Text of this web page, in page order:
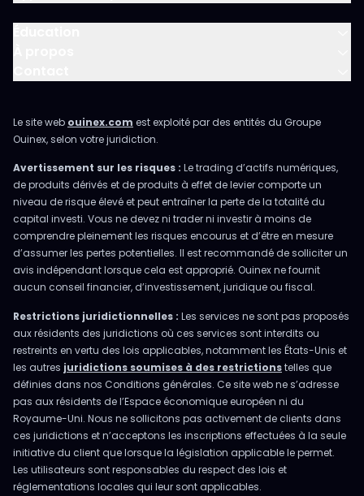
Le site web ouinex.com est exploité par des entités du Groupe
Ouinex, selon votre juridiction.
Avertissement sur les risques : Le trading d’actifs numériques,
de produits dérivés et de produits à effet de levier comporte un
niveau de risque élevé et peut entraîner la perte de la totalité du
capital investi. Vous ne devez ni trader ni investir à moins de
comprendre pleinement les risques encourus et d’être en mesure
d’assumer les pertes potentielles. Il est recommandé de solliciter un
avis indépendant lorsque cela est approprié. Ouinex ne fournit
aucun conseil financier, d’investissement, juridique ou fiscal.
Restrictions juridictionnelles : Les services ne sont pas proposés
aux résidents des juridictions où ces services sont interdits ou
restreints en vertu des lois applicables, notamment les États-Unis et
les autres juridictions soumises à des restrictionstelles que
définies dans nos Conditions générales. Ce site web ne s’adresse
pas aux résidents de l’Espace économique européen ni du
Royaume-Uni. Nous ne sollicitons pas activement de clients dans
ces juridictions et n’acceptons les inscriptions effectuées à la seule
initiative du client que lorsque la législation applicable le permet.
Les utilisateurs sont responsables du respect des lois et
réglementations locales qui leur sont applicables.